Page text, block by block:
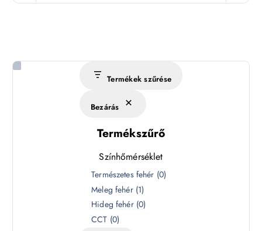
Termékek szűrése
Bezárás
Termékszűrő
Színhőmérséklet
Természetes fehér (0)
Meleg fehér (1)
Hideg fehér (0)
CCT (0)